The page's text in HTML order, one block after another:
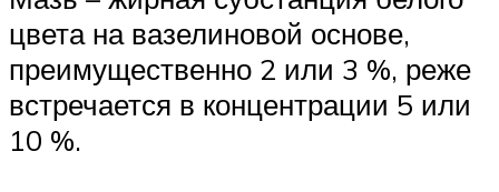
цвета на вазелиновой основе,
преимущественно 2 или 3 %, реже
встречается в концентрации 5 или
10 %.